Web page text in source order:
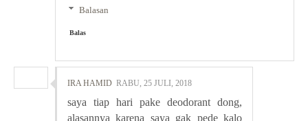
Balasan
Balas
IRA HAMID RABU, 25 JULI, 2018
saya tiap hari pake deodorant dong,
alasannya karena saya gak pede kalo